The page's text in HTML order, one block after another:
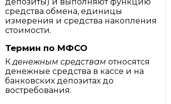
средства обмена, единицы
измерения и средства накопления
стоимости.
Термин по МФСО
Кденежным средствам относятся
денежные средства в кассе и на
банковских депозитах до
востребования.